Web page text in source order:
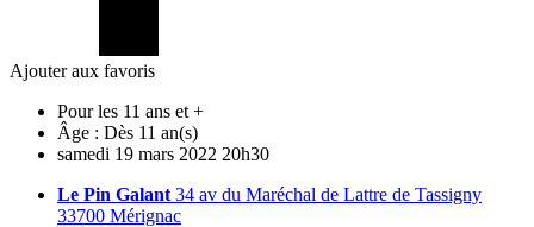
Ajouter aux favoris
Pour les 11 ans et +
Âge : Dès 11 an(s)
samedi 19 mars 2022 20h30
Le Pin Galant 34 av du Maréchal de Lattre de Tassigny
33700 Mérignac